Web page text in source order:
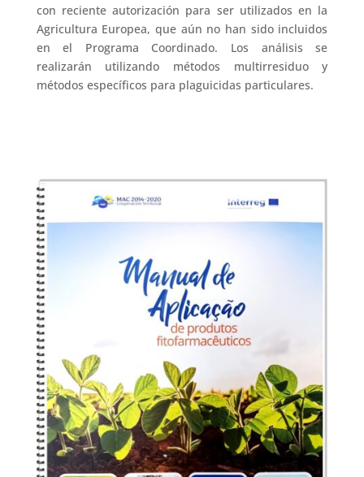
con reciente autorización para ser utilizados en la
Agricultura Europea, que aún no han sido incluidos
en el Programa Coordinado. Los análisis se
realizarán utilizando métodos multirresiduo y
métodos específicos para plaguicidas particulares.